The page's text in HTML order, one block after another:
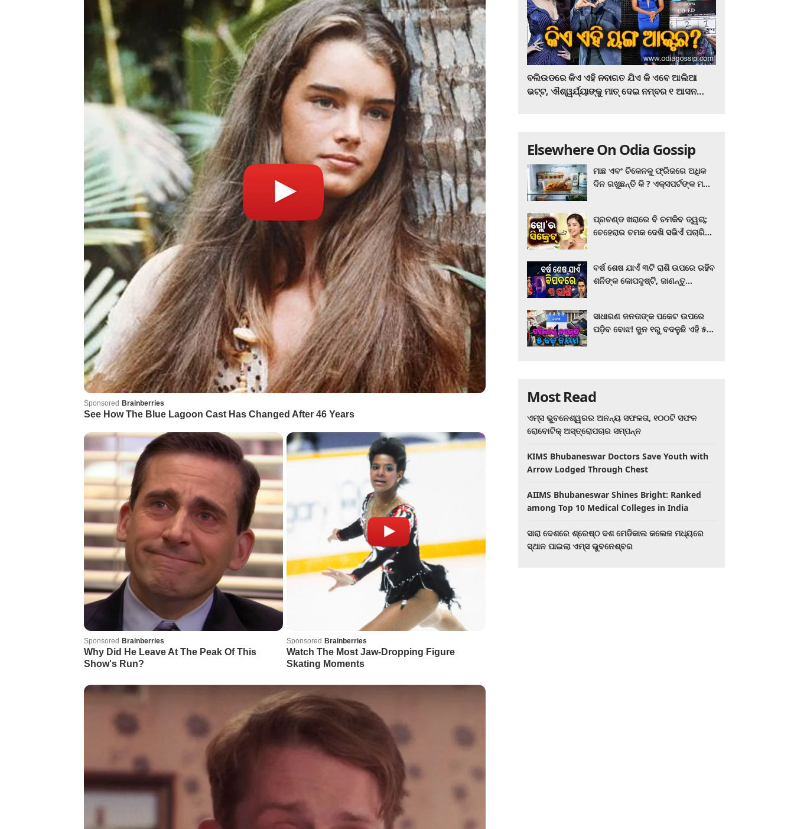
ବଲିଉଡରେ କିଏ ଏହି ନବାଗତ ଯିଏ କି ଏବେ ଆଲିଆ
ଭଟ୍ଟ, ଐଶ୍ୱର୍ଯ୍ୟାଙ୍କୁ ମାତ୍‌ ଦେଇ ନମ୍ବର ୧ ଆସନ
Elsewhere On Odia Gossip
ମାଛ ଏବଂ ଚିକେନକୁ ଫ୍ରିଜରେ ଅଧିକ
ଦିନ ରଖୁଛନ୍ତି କି ? ଏକ୍ସପର୍ଟଙ୍କ ମତ
ପ୍ରଚଣ୍ଡ ଖରାରେ ବି ଚମକିବ ତ୍ୱଚା;
ଚେହେରାର ଚମକ ଦେଖି ସଭିଏଁ ପଚାରିବେ
ବର୍ଷ ଶେଷ ଯାଏଁ ୩ଟି ରାଶି ଉପରେ ରହିବ
ଶନିଙ୍କ କୋପଦୃଷ୍ଟି, ଜାଣନ୍ତୁ
ସାଧାରଣ ଜନତାଙ୍କ ପକେଟ ଉପରେ
ପଡ଼ିବ ବୋଝ! ଜୁନ ୧ରୁ ବଦଳୁଛି ଏହି ୫
Most Read
ଏମ୍ସ ଭୁବନେଶ୍ୱରର ଅନନ୍ୟ ସଫଳତା, ୧୦୦ଟି ସଫଳ
ରୋବୋଟିକ୍ ଅସ୍ତ୍ରୋପଚାର ସମ୍ପନ୍ନ
KIMS Bhubaneswar Doctors Save Youth with
Arrow Lodged Through Chest
AIIMS Bhubaneswar Shines Bright: Ranked
among Top 10 Medical Colleges in India
ସାରା ଦେଶରେ ଶ୍ରେଷ୍ଠ ଦଶ ମେଡିକାଲ କଲେଜ ମଧ୍ୟରେ
ସ୍ଥାନ ପାଇଲା ଏମ୍ସ ଭୁବନେଶ୍ବର